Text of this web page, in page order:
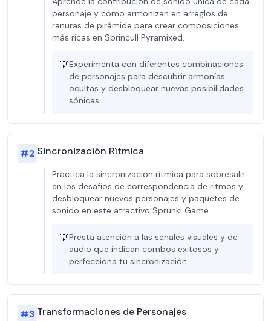
personaje y cómo armonizan en arreglos de
ranuras de pirámide para crear composiciones
más ricas en Sprincull Pyramixed.
💡Experimenta con diferentes combinaciones
de personajes para descubrir armonías
ocultas y desbloquear nuevas posibilidades
sónicas.
#2 Sincronización Rítmica
Practica la sincronización rítmica para sobresalir
en los desafíos de correspondencia de ritmos y
desbloquear nuevos personajes y paquetes de
sonido en este atractivo Sprunki Game.
💡Presta atención a las señales visuales y de
audio que indican combos exitosos y
perfecciona tu sincronización.
#3 Transformaciones de Personajes